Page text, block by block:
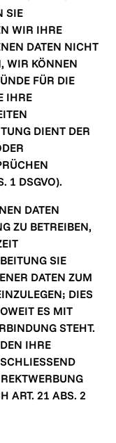
SIE
WIR IHRE
DATEN NICHT
WIR KÖNNEN
FÜR DIE
IHRE
DIENT DER
1 DSGVO).
DATEN
ZU BETREIBEN,
SIE
DATEN ZUM
DIES
ES MIT
STEHT.
IHRE
ART. 21 ABS. 2